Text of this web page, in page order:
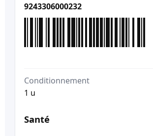
9243306000232
Conditionnement
1 u
Santé